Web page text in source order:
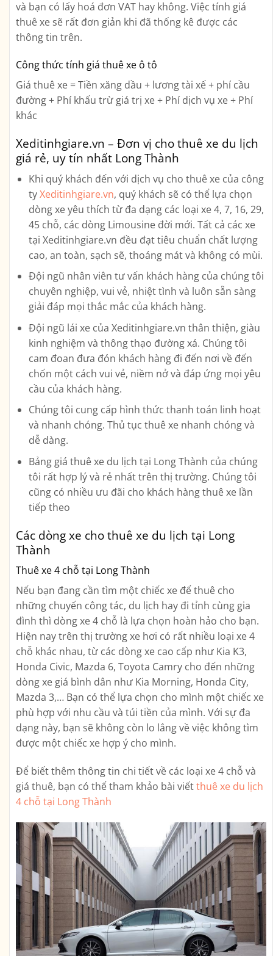
và bạn có lấy hoá đơn VAT hay không. Việc tính giá
thuê xe sẽ rất đơn giản khi đã thống kê được các
thông tin trên.
Công thức tính giá thuê xe ô tô
Giá thuê xe = Tiền xăng dầu + lương tài xế + phí cầu
đường + Phí khấu trừ giá trị xe + Phí dịch vụ xe + Phí
khác
Xeditinhgiare.vn – Đơn vị cho thuê xe du lịch
giá rẻ, uy tín nhất Long Thành
Khi quý khách đến với dịch vụ cho thuê xe của công
tyXeditinhgiare.vn, quý khách sẽ có thể lựa chọn
dòng xe yêu thích từ đa dạng các loại xe4, 7, 16, 29,
45 chỗ, các dòng Limousine đời mới. Tất cả các xe
tại Xeditinhgiare.vn đều đạt tiêu chuẩn chất lượng
cao, an toàn, sạch sẽ, thoáng mát và không có mùi.
Đội ngũ nhân viên tư vấn khách hàng của chúng tôi
chuyên nghiệp, vui vẻ, nhiệt tình và luôn sẵn sàng
giải đáp mọi thắc mắc của khách hàng.
Đội ngũ lái xe của Xeditinhgiare.vn thân thiện, giàu
kinh nghiệm và thông thạo đường xá. Chúng tôi
cam đoan đưa đón khách hàng đi đến nơi về đến
chốn một cách vui vẻ, niềm nở và đáp ứng mọi yêu
cầu của khách hàng.
Chúng tôi cung cấp hình thức thanh toán linh hoạt
và nhanh chóng. Thủ tục thuê xe nhanh chóng và
dễ dàng.
Bảng giá thuê xe du lịch tại Long Thành của chúng
tôi rất hợp lý và rẻ nhất trên thị trường. Chúng tôi
cũng có nhiều ưu đãi cho khách hàng thuê xe lần
tiếp theo
Các dòng xe cho thuê xe du lịch tại Long
Thành
Thuê xe 4 chỗ tại Long Thành
Nếu bạn đang cần tìm một chiếc xe để thuê cho
những chuyến công tác, du lịch hay đi tỉnh cùng gia
đình thì dòng xe 4 chỗ là lựa chọn hoàn hảo cho bạn.
Hiện nay trên thị trường xe hơi có rất nhiều loại xe 4
chỗ khác nhau, từ các dòng xe cao cấp như Kia K3,
Honda Civic, Mazda 6, Toyota Camry cho đến những
dòng xe giá bình dân như Kia Morning, Honda City,
Mazda 3,… Bạn có thể lựa chọn cho mình một chiếc xe
phù hợp với nhu cầu và túi tiền của mình. Với sự đa
dạng này, bạn sẽ không còn lo lắng về việc không tìm
được một chiếc xe hợp ý cho mình.
Để biết thêm thông tin chi tiết về các loại xe 4 chỗ và
giá thuê, bạn có thể tham khảo bài viếtthuê xe du lịch
4 chỗ tại Long Thành